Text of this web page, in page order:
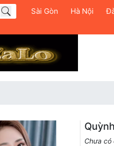
Sài Gòn Hà Nội
Chưa có